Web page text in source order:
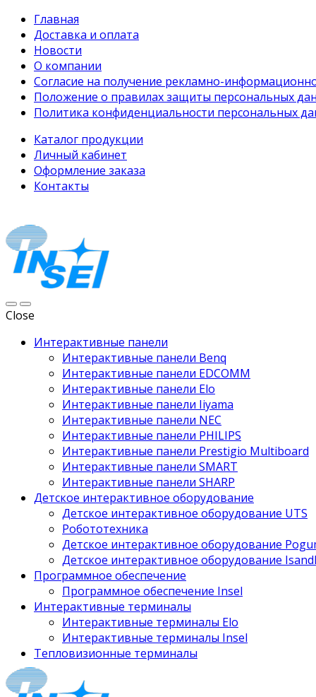
Главная
Доставка и оплата
Новости
О компании
Согласие на получение рекламно-
Положение о правилах защиты персональных
Политика конфиденциальности персональных
Каталог продукции
Личный кабинет
Оформление заказа
Контакты
Close
Интерактивные панели
Интерактивные панели Benq
Интерактивные панели EDCOMM
Интерактивные панели Elo
Интерактивные панели Iiyama
Интерактивные панели NEC
Интерактивные панели PHILIPS
Интерактивные панели Prestigio Multiboard
Интерактивные панели SMART
Интерактивные панели SHARP
Детское интерактивное оборудование
Детское интерактивное оборудование UTS
Робототехника
Детское интерактивное оборудование
Детское интерактивное оборудование
Программное обеспечение
Программное обеспечение Insel
Интерактивные терминалы
Интерактивные терминалы Elo
Интерактивные терминалы Insel
Тепловизионные терминалы